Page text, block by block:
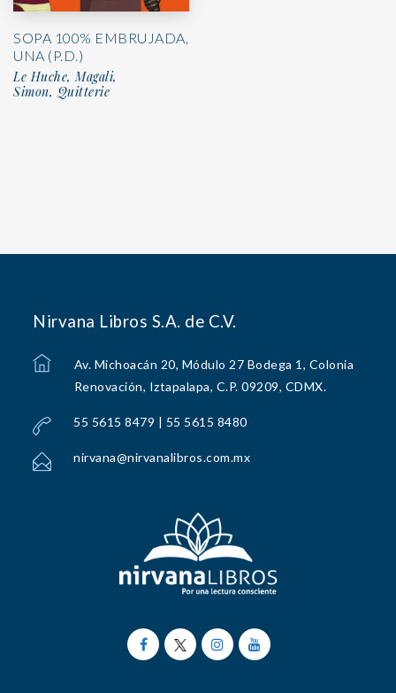
SOPA 100% EMBRUJADA,
UNA (P.D.)
Le Huche, Magali,
Simon, Quitterie
Nirvana Libros S.A. de C.V.
Av. Michoacán 20, Módulo 27 Bodega 1, Colonia
Renovación, Iztapalapa, C.P. 09209, CDMX.
55 5615 8479 | 55 5615 8480
nirvana@nirvanalibros.com.mx